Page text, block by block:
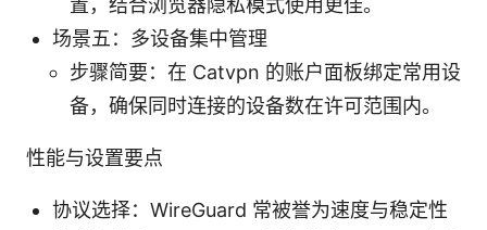
场景五：多设备集中管理
步骤简要：在 Catvpn 的账户面板绑定常用设
备，确保同时连接的设备数在许可范围内。
性能与设置要点
协议选择：WireGuard 常被誉为速度与稳定性